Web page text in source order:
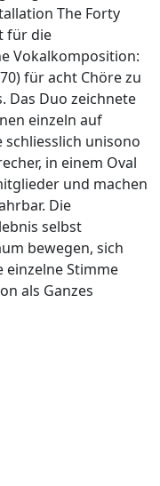
The Forty
für die
Vokalkomposition:
für acht Chöre zu
Das Duo zeichnete
einzeln auf
unisono
in einem Oval
und machen
Die
selbst
bewegen, sich
einzelne Stimme
als Ganzes